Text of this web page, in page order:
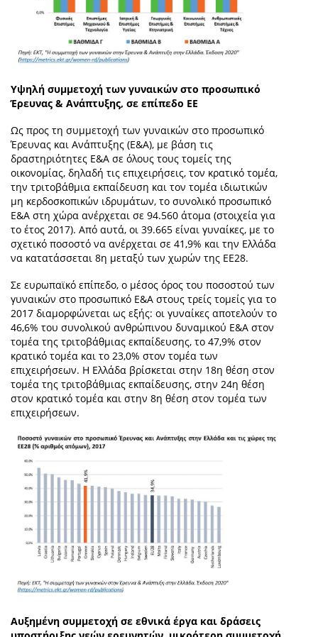
Yψηλή συμμετοχή των γυναικών στο προσωπικό
Έρευνας & Ανάπτυξης, σε επίπεδο ΕΕ
Ως προς τη συμμετοχή των γυναικών στο προσωπικό
Έρευνας και Ανάπτυξης (Ε&Α), με βάση τις
δραστηριότητες Ε&Α σε όλους τους τομείς της
οικονομίας, δηλαδή τις επιχειρήσεις, τον κρατικό τομέα,
την τριτοβάθμια εκπαίδευση και τον τομέα ιδιωτικών
μη κερδοσκοπικών ιδρυμάτων, το συνολικό προσωπικό
Ε&Α στη χώρα ανέρχεται σε 94.560 άτομα (στοιχεία για
το έτος 2017). Από αυτά, οι 39.665 είναι γυναίκες, με το
σχετικό ποσοστό να ανέρχεται σε 41,9% και την Ελλάδα
να κατατάσσεται 8η μεταξύ των χωρών της ΕΕ28.
Σε ευρωπαϊκό επίπεδο, ο μέσος όρος του ποσοστού των
γυναικών στο προσωπικό Ε&Α στους τρείς τομείς για το
2017 διαμορφώνεται ως εξής: οι γυναίκες αποτελούν το
46,6% του συνολικού ανθρώπινου δυναμικού Ε&Α στον
τομέα της τριτοβάθμιας εκπαίδευσης, το 47,9% στον
κρατικό τομέα και το 23,0% στον τομέα των
επιχειρήσεων. Η Ελλάδα βρίσκεται στην 18η θέση στον
τομέα της τριτοβάθμιας εκπαίδευσης, στην 24η θέση
στον κρατικό τομέα και στην 8η θέση στον τομέα των
επιχειρήσεων.
Αυξημένη συμμετοχή σε εθνικά έργα και δράσεις